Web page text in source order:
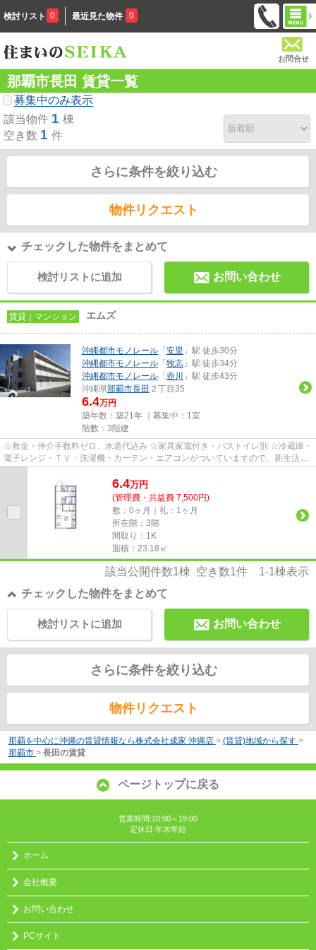
検討リスト 0 最近見た物件 0
お問合せ
那覇市長田 賃貸一覧
募集中のみ表示
該当物件 1 棟
空き数 1 件
さらに条件を絞り込む
物件リクエスト
チェックした物件をまとめて
検討リストに追加 お問い合わせ
賃貸｜マンション エムズ
沖縄都市モノレール 「 安里 」駅 徒歩30分
沖縄都市モノレール 「 牧志 」駅 徒歩34分
沖縄都市モノレール 「 壺川
」駅 徒歩43分
沖縄県那覇市長田 ２丁目35
6.4万円
築年数：築21年 ｜募集中： 1室
階数：3階建
☆敷金・仲介手数料ゼロ、水道代込み ☆家具家電付き・バストイレ別 ☆冷蔵庫・
電子レンジ・ＴＶ・洗濯機・カーテン・エアコンがついていますので、新生活が
6.4万円
(管理費・共益費 7,500円)
敷：0ヶ月｜礼：1ヶ月
所在階：3階
間取り：1K
面積：23.18㎡
該当公開件数1棟 空き数1件 1-1棟表示
チェックした物件をまとめて
お問い合わせ
検討リストに追加
さらに条件を絞り込む
物件リクエスト
那覇を中心に沖縄の賃貸情報なら株式会社成家 沖縄店 > (賃貸)地域から探す >
那覇市 > 長田の賃貸
ページトップに戻る
営業時間:10:00～19:00
定休日:年末年始
ホーム
会社概要
お問い合わせ
PCサイト